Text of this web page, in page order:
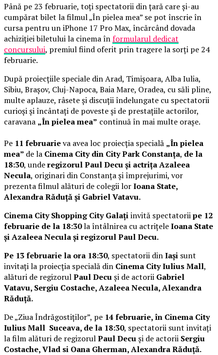
Până pe 23 februarie, toți spectatorii din țară care și-au
cumpărat bilet la filmul „În pielea mea” se pot înscrie în
cursa pentru un iPhone 17 Pro Max, încărcând dovada
achiziției biletului la cinema înformularul dedicat
concursului, premiul fiind oferit prin tragere la sorți pe 24
februarie.
După proiecțiile speciale din Arad, Timișoara, Alba Iulia,
Sibiu, Brașov, Cluj-Napoca, Baia Mare, Oradea, cu săli pline,
multe aplauze, râsete și discuții îndelungate cu spectatorii
curioși și încântați de poveste și de prestațiile actorilor,
caravana „În pielea mea” continuă în mai multe orașe.
Pe 11 februarieva avea loc proiecția specială „În pielea
mea” de la Cinema City din City Park Constanța, de la
18:30, underegizorul Paul Decu și actrița Azaleea
Necula, originari din Constanța și împrejurimi, vor
prezenta filmul alături de colegii lorIoana State,
Alexandra Răduță și Gabriel Vatavu.
Cinema City Shopping City Galațiinvită spectatoriipe 12
februarie de la 18:30la întâlnirea cu actrițeleIoana State
și Azaleea Necula și regizorul Paul Decu.
Pe 13 februarie la ora 18:30, spectatorii dinIași sunt
invitați la proiecția specială din Cinema City Iulius Mall,
alături de regizorulPaul Decuși de actorii Gabriel
Vatavu, Sergiu Costache, Azaleea Necula, Alexandra
Răduță.
De „Ziua Îndrăgostiților”, pe 14 februarie, în Cinema City
Iulius Mall Suceava, de la 18:30, spectatorii sunt invitați
la film alături de regizorulPaul Decuși de actorii Sergiu
Costache, Vlad si Oana Gherman, Alexandra Răduță.